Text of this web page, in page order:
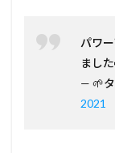
パワ
まし
— 🌱
2021